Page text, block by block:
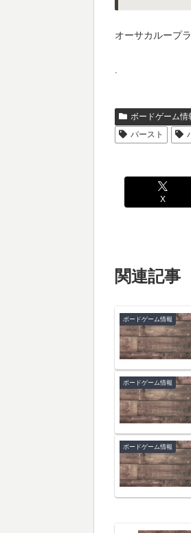
オーサカループ
.
ボードゲーム情
バースト
X
関連記事
ボードゲーム情報
ボードゲーム情報
ボードゲーム情報